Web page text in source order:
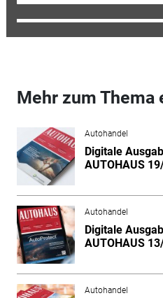
Mehr zum Thema
Autohandel
Digitale
AUTOHAUS
Autohandel
Digitale
AUTOHAUS
Autohandel